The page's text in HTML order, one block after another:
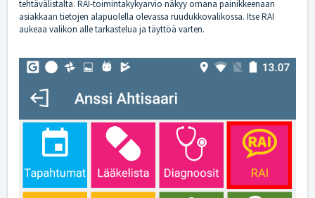
tehtävälistalta. RAI-toimintakykyarvio näkyy omana painikkeenaan
asiakkaan tietojen alapuolella olevassa ruudukkovalikossa. Itse RAI
aukeaa valikon alle tarkastelua ja täyttöä varten.